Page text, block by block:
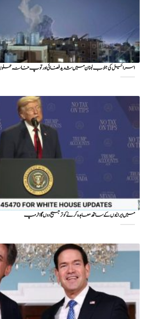
اسرائیل کی جنوب لبنان میں شدید فضائی اور توپ خانہ حملوں
میں ایرانیوں کے ساتھ معاہدہ کرنے کو ترجیح دوں گا : ٹرمپ